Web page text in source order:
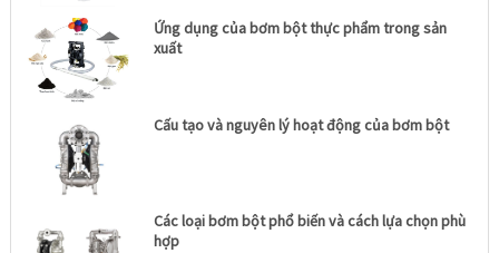
Ứng dụng của bơm bột thực phẩm trong sản
xuất
Cấu tạo và nguyên lý hoạt động của bơm bột
Các loại bơm bột phổ biến và cách lựa chọn phù
hợp